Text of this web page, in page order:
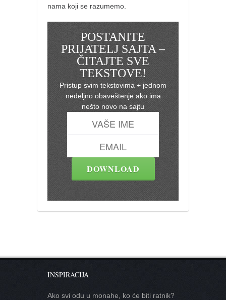
nama koji se razumemo.
POSTANITE
PRIJATELJ SAJTA –
ČITAJTE SVE
TEKSTOVE!
Pristup svim tekstovima + jednom
nedeljno obaveštenje ako ima
nešto novo na sajtu
INSPIRACIJA
Ako svi odu u monahe, ko će biti ratnik?